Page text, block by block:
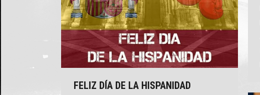
FELIZ DÍA DE LA HISPANIDAD